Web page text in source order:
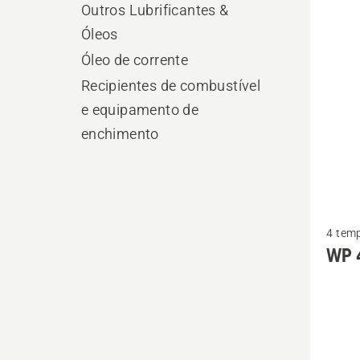
Outros Lubrificantes &
Óleos
Óleo de corrente
Recipientes de combustível
e equipamento de
enchimento
mais
4
WP